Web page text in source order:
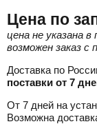
Цена по
цена не указана
возможен заказ с
Доставка по
поставки от 7
От 7 дней на
Возможна